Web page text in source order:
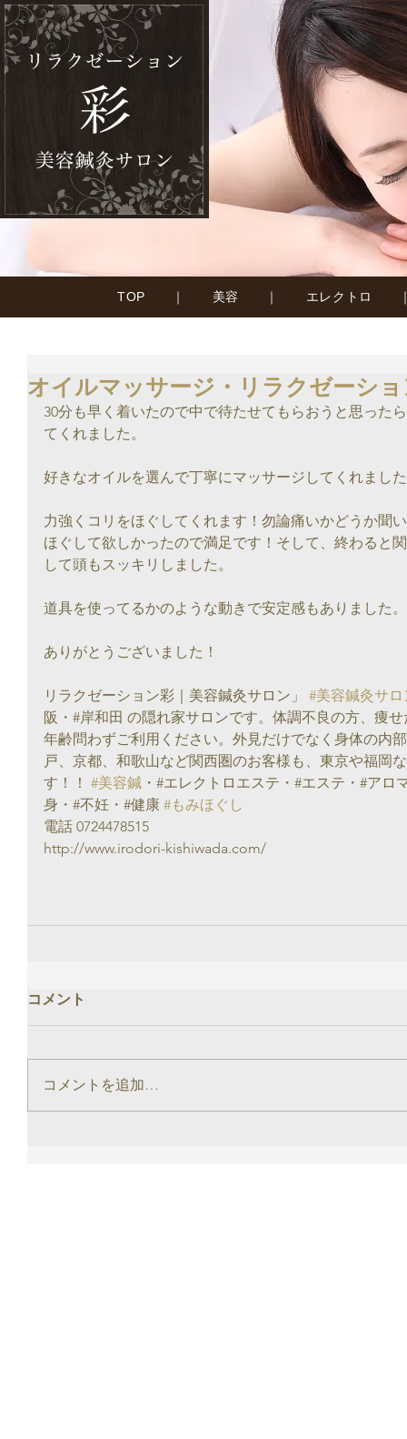
TOP ｜ 美容 ｜ エレクトロ
オイルマッサージ・リラクゼーシ
30分も早く着いたので中で待たせてもらおうと思った
てくれました。
好きなオイルを選んで丁寧にマッサージしてくれまし
力強くコリをほぐしてくれます！勿論痛いかどうか聞
ほぐして欲しかったので満足です！そして、終わると
して頭もスッキリしました。
道具を使ってるかのような動きで安定感もありました。
ありがとうございました！
リラクゼーション彩｜美容鍼灸サロン」 #美容鍼灸サロ
阪・#岸和田 の隠れ家サロンです。体調不良の方、痩
年齢問わずご利用ください。外見だけでなく身体の内
戸、京都、和歌山など関西圏のお客様も、東京や福岡
す！！ #美容鍼 ・#エレクトロエステ・#エステ・#アロ
身・#不妊・#健康 #もみほぐし
電話 0724478515
http://www.irodori-kishiwada.com/
コメント
コメントを追加…